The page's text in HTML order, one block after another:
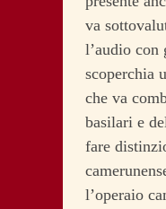
va
l’audio
scoperchia
che va
basilari e
fare
l’operaio